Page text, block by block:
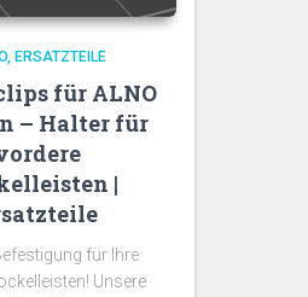
ERSATZTEILE
für ALNO
– Halter für
|
für Ihre
Unsere